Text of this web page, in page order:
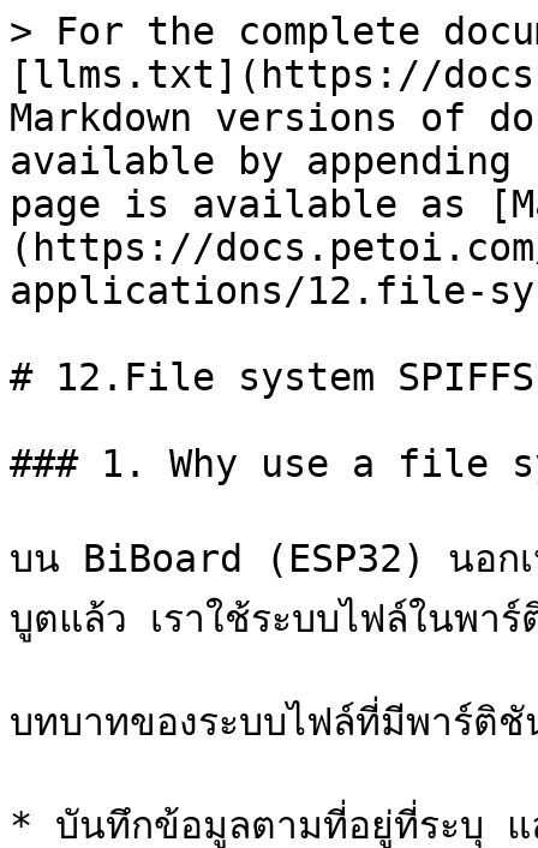
> For the complete
[llms.txt](https://
Markdown versions of
available by
page is available as
(https://
applications/12.file-
# 12.File system SPIFFS
### 1. Why use a file
บน BiBoard (ESP32) นอกเ
บูตแล้ว เราใช้ระบบไฟล์ในพา
บทบาทของระบบไฟล์ที่มีพาร์ติ
* บันทึกข้อมูลตามที่อยู่ที่ระบุ แ